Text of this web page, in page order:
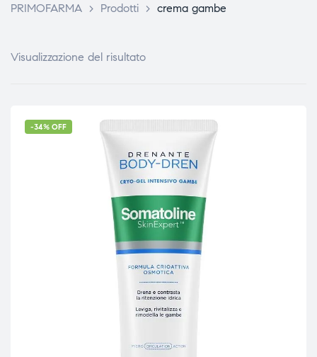
PRIMOFARMA > Prodotti > crema gambe
Visualizzazione del risultato
-34% OFF